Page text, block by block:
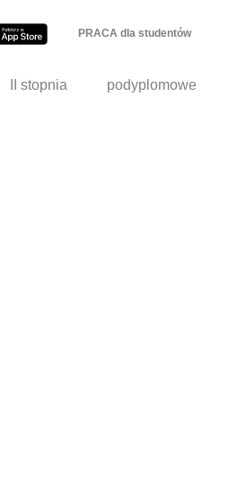
PRACA dla studentów
II stopnia podyplomowe